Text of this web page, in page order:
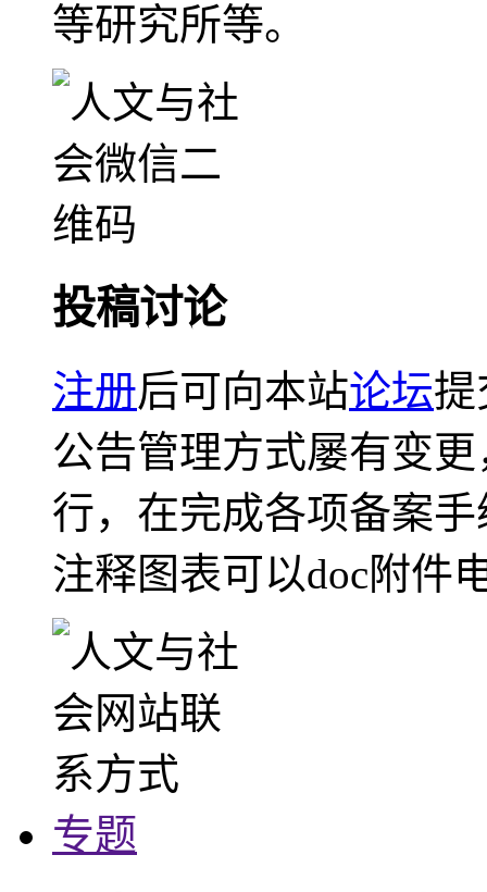
等研究所等。
投稿讨论
注册后可向本站论坛提
公告管理方式屡有变
行，在完成各项备案
注释图表可以doc附件
专题